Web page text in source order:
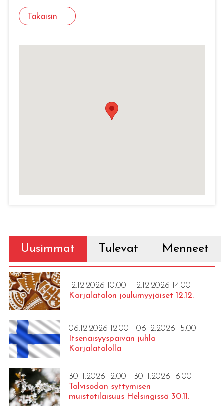
Takaisin
Uusimmat Tulevat Menneet
12.12.2026 10:00 - 12.12.2026 14:00
Karjalatalon joulumyyjäiset 12.12.
06.12.2026 12:00 - 06.12.2026 15:00
Itsenäisyyspäivän juhla
Karjalatalolla
30.11.2026 12:00 - 30.11.2026 16:00
Talvisodan syttymisen
muistotilaisuus Helsingissä 30.11.